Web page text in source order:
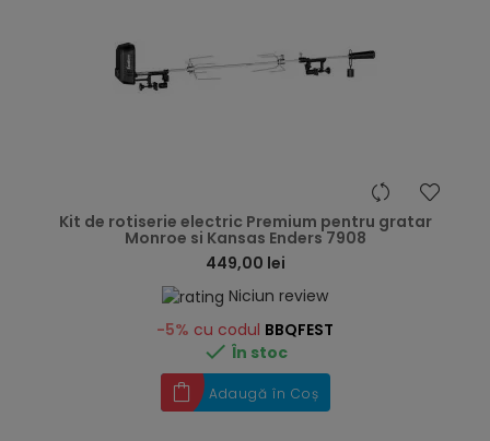
Kit de rotiserie electric Premium pentru gratar
Monroe si Kansas Enders 7908
449,00 lei
Niciun review
-5% cu codul BBQFEST
 În stoc
Adaugă în Coș